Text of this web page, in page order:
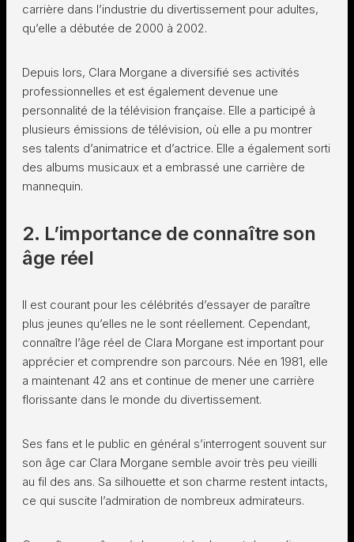
carrière dans l’industrie du divertissement pour adultes,
qu’elle a débutée de 2000 à 2002.
Depuis lors, Clara Morgane a diversifié ses activités
professionnelles et est également devenue une
personnalité de la télévision française. Elle a participé à
plusieurs émissions de télévision, où elle a pu montrer
ses talents d’animatrice et d’actrice. Elle a également sorti
des albums musicaux et a embrassé une carrière de
mannequin.
2. L’importance de connaître son
âge réel
Il est courant pour les célébrités d’essayer de paraître
plus jeunes qu’elles ne le sont réellement. Cependant,
connaître l’âge réel de Clara Morgane est important pour
apprécier et comprendre son parcours. Née en 1981, elle
a maintenant 42 ans et continue de mener une carrière
florissante dans le monde du divertissement.
Ses fans et le public en général s’interrogent souvent sur
son âge car Clara Morgane semble avoir très peu vieilli
au fil des ans. Sa silhouette et son charme restent intacts,
ce qui suscite l’admiration de nombreux admirateurs.